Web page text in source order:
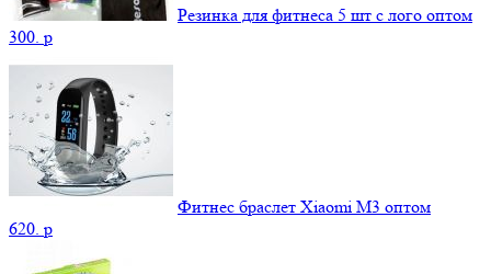
Резинка для фитнеса 5 шт c лого оптом
300. p
Фитнес браслет Xiaomi М3 оптом
620. p